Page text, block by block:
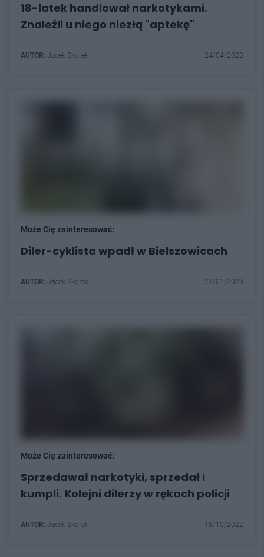
18-latek handlował narkotykami.
Znaleźli u niego niezłą "aptekę"
AUTOR: Jacek Skorek 24/04/2023
Może Cię zainteresować:
Diler-cyklista wpadł w Bielszowicach
AUTOR: Jacek Skorek 23/01/2023
Może Cię zainteresować:
Sprzedawał narkotyki, sprzedał i
kumpli. Kolejni dilerzy w rękach policji
AUTOR: Jacek Skorek 18/10/2022